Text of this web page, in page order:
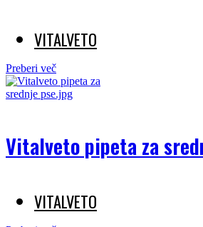
VITALVETO
Preberi več
Vitalveto pipeta za
VITALVETO